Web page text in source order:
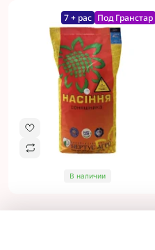
7 + рас Под Гранстар
В наличии